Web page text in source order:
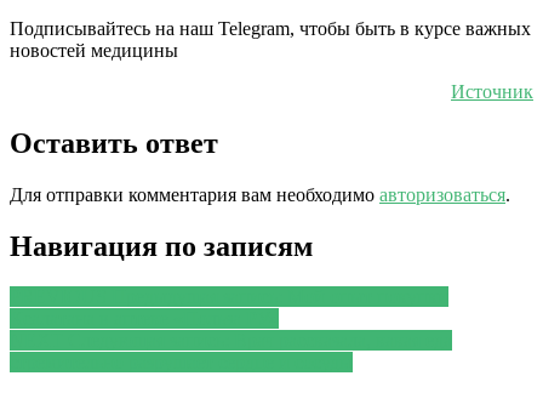
Подписывайтесь на наш Telegram, чтобы быть в курсе важных
новостей медицины
Источник
Оставить ответ
Для отправки комментария вам необходимо авторизоваться.
Навигация по записям